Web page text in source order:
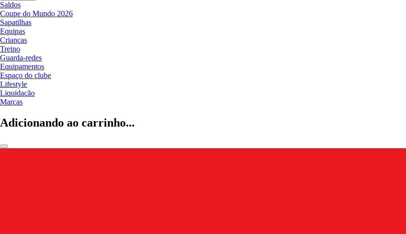
Saldos
Coupe do Mundo 2026
Sapatilhas
Equipas
Crianças
Treino
Guarda-redes
Equipamentos
Espaço do clube
Lifestyle
Liquidação
Marcas
Adicionando ao carrinho...